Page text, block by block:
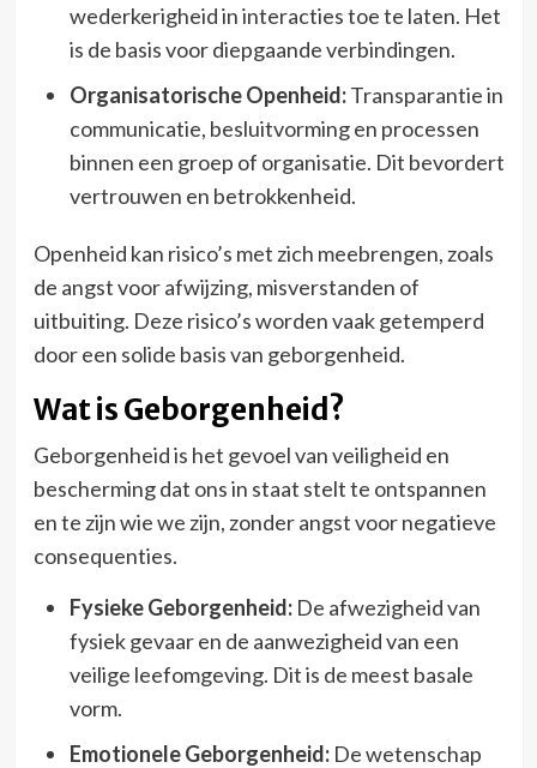
wederkerigheid in interacties toe te laten. Het
is de basis voor diepgaande verbindingen.
Organisatorische Openheid:Transparantie in
communicatie, besluitvorming en processen
binnen een groep of organisatie. Dit bevordert
vertrouwen en betrokkenheid.
Openheid kan risico’s met zich meebrengen, zoals
de angst voor afwijzing, misverstanden of
uitbuiting. Deze risico’s worden vaak getemperd
door een solide basis van geborgenheid.
Wat is Geborgenheid?
Geborgenheid is het gevoel van veiligheid en
bescherming dat ons in staat stelt te ontspannen
en te zijn wie we zijn, zonder angst voor negatieve
consequenties.
Fysieke Geborgenheid:De afwezigheid van
fysiek gevaar en de aanwezigheid van een
veilige leefomgeving. Dit is de meest basale
vorm.
Emotionele Geborgenheid:De wetenschap